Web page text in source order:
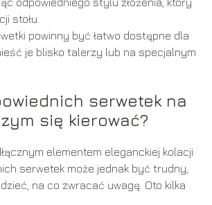
stołu.
powinny być łatwo dostępne dla
je blisko talerzy lub na specjalnym
serwetek na
się kierować?
elementem eleganckiej kolacji.
serwetek może jednak być trudny,
na co zwracać uwagę. Oto kilka